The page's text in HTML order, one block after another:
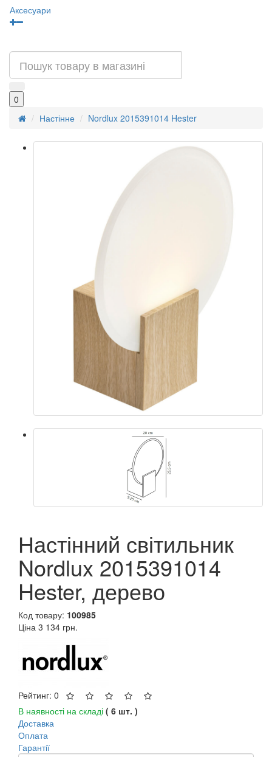
Аксесуари
0
Настінне
Nordlux 2015391014 Hester
Настінний світильник
Nordlux 2015391014
Hester, дерево
Код товару: 100985
Ціна 3 134 грн.
Рейтинг: 0
В наявності на складі ( 6 шт. )
Доставка
Оплата
Гарантії